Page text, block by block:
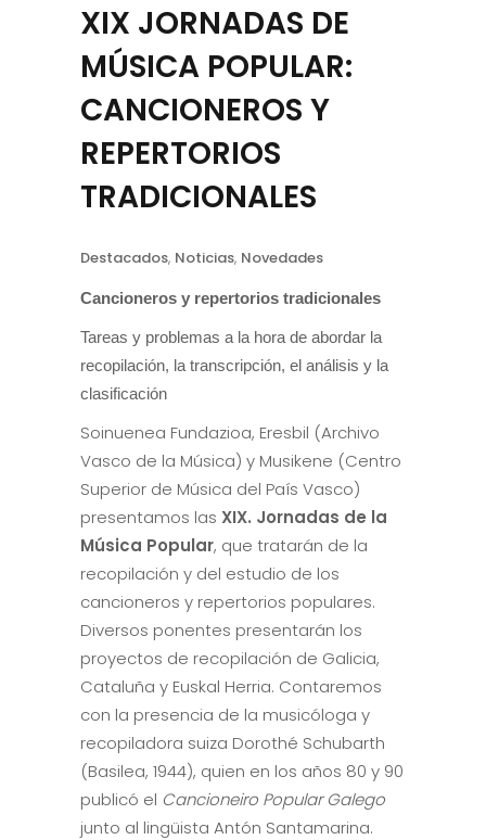
XIX JORNADAS DE
MÚSICA POPULAR:
CANCIONEROS Y
REPERTORIOS
TRADICIONALES
Destacados, Noticias, Novedades
Cancioneros y repertorios tradicionales
Tareas y problemas a la hora de abordar la
recopilación, la transcripción, el análisis y la
clasificación
Soinuenea Fundazioa, Eresbil (Archivo
Vasco de la Música) y Musikene (Centro
Superior de Música del País Vasco)
presentamos las XIX. Jornadas de la
Música Popular, que tratarán de la
recopilación y del estudio de los
cancioneros y repertorios populares.
Diversos ponentes presentarán los
proyectos de recopilación de Galicia,
Cataluña y Euskal Herria. Contaremos
con la presencia de la musicóloga y
recopiladora suiza Dorothé Schubarth
(Basilea, 1944), quien en los años 80 y 90
publicó el Cancioneiro Popular Galego
junto al lingüista Antón Santamarina.